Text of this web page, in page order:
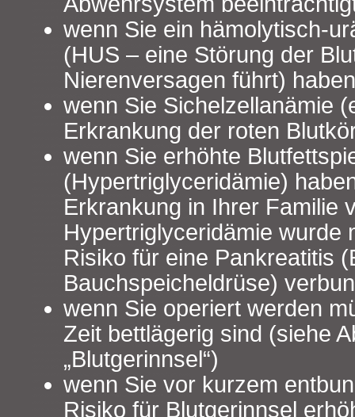
wenn Sie ein hämolytisch-
(HUS – eine Störung der
Nierenversagen führt) haben
wenn Sie Sichelzellanämie
Erkrankung der roten
wenn Sie erhöhte
(Hypertriglyceridämie)
Erkrankung in Ihrer Familie
Hypertriglyceridämie wurde
Risiko für eine Pankreatitis
Bauchspeicheldrüse)
wenn Sie operiert werden
Zeit bettlägerig sind (siehe
„Blutgerinnsel“)
wenn Sie vor kurzem
Risiko für Blutgerinnsel